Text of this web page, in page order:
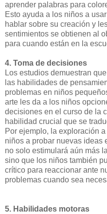
aprender palabras para
Esto ayuda a los niños a
hablar sobre su creación y
sentimientos se obtienen al
para cuando están en la
4. Toma de decisiones
Los estudios demuestran
las habilidades de
problemas en niños
arte les da a los niños
decisiones en el curso de la
habilidad crucial que se
Por ejemplo, la exploración
niños a probar nuevas ideas
no solo estimulará aún más
sino que los niños también
crítico para reaccionar ante
problemas cuando sea
5. Habilidades motoras